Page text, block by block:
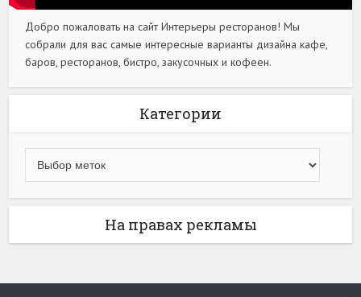
Добро пожаловать на сайт Интерьеры ресторанов! Мы
собрали для вас самые интересные варианты дизайна кафе,
баров, ресторанов, бистро, закусочных и кофеен.
Категории
На правах рекламы